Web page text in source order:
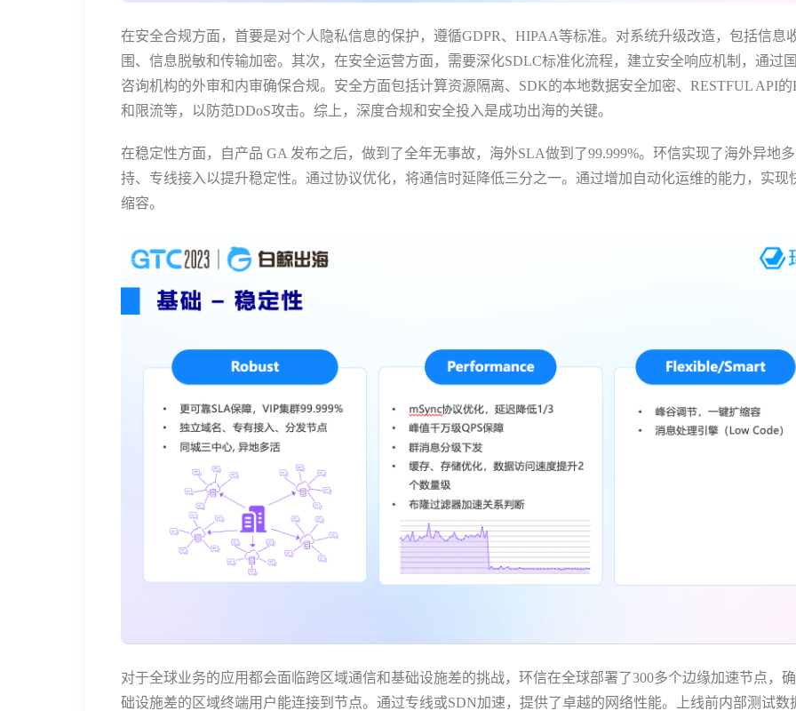
在安全合规方面，首要是对个人隐私信息的保护，遵循GDPR、HIPAA等标准。对系统升级改造，包括信息
围、信息脱敏和传输加密。其次，在安全运营方面，需要深化SDLC标准化流程，建立安全响应机制，通过
咨询机构的外审和内审确保合规。安全方面包括计算资源隔离、SDK的本地数据安全加密、RESTFUL API的
和限流等，以防范DDoS攻击。综上，深度合规和安全投入是成功出海的关键。
在稳定性方面，自产品 GA 发布之后，做到了全年无事故，海外SLA做到了99.999%。环信实现了海外异地
持、专线接入以提升稳定性。通过协议优化，将通信时延降低三分之一。通过增加自动化运维的能力，实现
缩容。
对于全球业务的应用都会面临跨区域通信和基础设施差的挑战，环信在全球部署了300多个边缘加速节点，
础设施差的区域终端用户能连接到节点。通过专线或SDN加速，提供了卓越的网络性能。上线前内部测试数
我已阅读并同意 通讯云服务条款 和通讯云隐私政策
登录即时通讯云
登录客服云